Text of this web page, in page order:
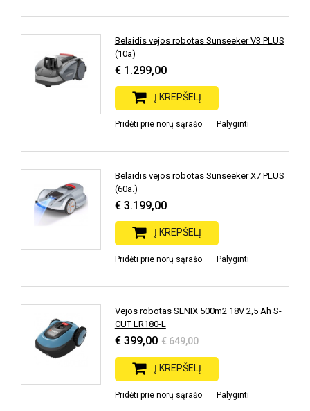
Belaidis vejos robotas Sunseeker V3 PLUS
(10a)
€ 1.299,00
Į KREPŠELĮ
Pridėti prie norų sąrašo Palyginti
Belaidis vejos robotas Sunseeker X7 PLUS
(60a.)
€ 3.199,00
Į KREPŠELĮ
Pridėti prie norų sąrašo Palyginti
Vejos robotas SENIX 500m2 18V 2,5 Ah S-
CUT LR180-L
€ 399,00 € 649,00
Į KREPŠELĮ
Pridėti prie norų sąrašo Palyginti